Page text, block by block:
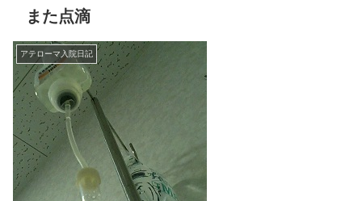
また点滴
アテローマ入院日記